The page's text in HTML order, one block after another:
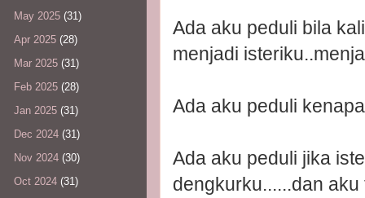
Ada aku peduli bila
menjadi
Ada aku peduli
Ada aku peduli jika
dengkurku......dan
May 2025 (31)
Apr 2025 (28)
Mar 2025 (31)
Feb 2025 (28)
Jan 2025 (31)
Dec 2024 (31)
Nov 2024 (30)
Oct 2024 (31)